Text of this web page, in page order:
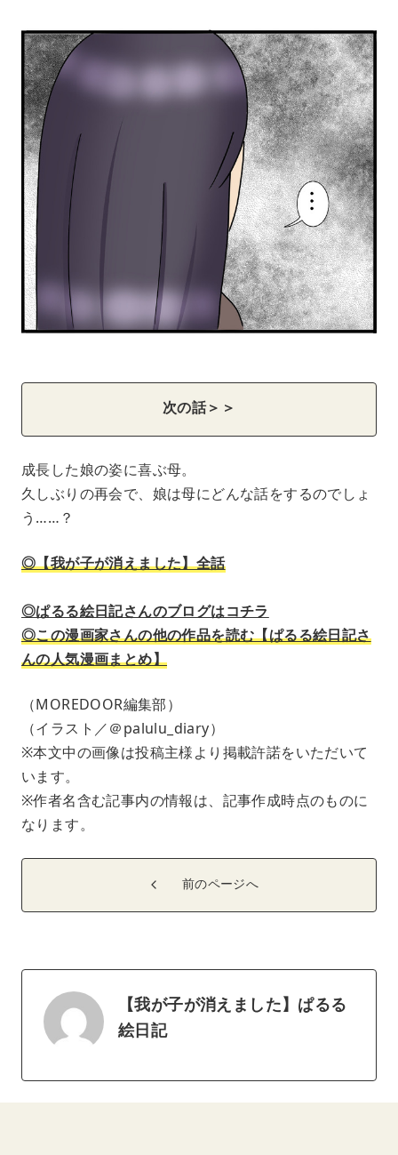
次の話＞＞
成長した娘の姿に喜ぶ母。
久しぶりの再会で、娘は母にどんな話をするのでしょ
う……？
◎【我が子が消えました】全話
◎ぱるる絵日記さんのブログはコチラ
◎この漫画家さんの他の作品を読む【ぱるる絵日記さ
んの人気漫画まとめ】
（MOREDOOR編集部）
（イラスト／＠palulu_diary）
※本文中の画像は投稿主様より掲載許諾をいただいて
います。
※作者名含む記事内の情報は、記事作成時点のものに
なります。
前のページへ
【我が子が消えました】ぱるる
絵日記